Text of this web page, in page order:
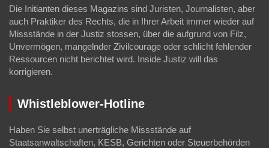
Die Initianten dieses Magazins sind Juristen, Journalisten, aber
auch Praktiker des Rechts, die in Ihrer Arbeit immer wieder auf
Missstände in der Justiz stossen, über die aufgrund von Filz,
Unvermögen, mangelnder Zivilcourage oder schlicht fehlender
Ressourcen nicht berichtet wird. Inside Justiz will das
korrigieren.
Whistleblower-Hotline
Haben Sie selbst unerträgliche Missstände auf
Staatsanwaltschaften, KESB, Gerichten oder Steuerbehörden